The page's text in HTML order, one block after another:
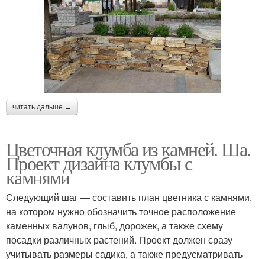
читать дальше →
Цветочная клумба из камней. Ша.
Проект дизайна клумбы с
камнями
Следующий шаг — составить план цветника с камнями,
на котором нужно обозначить точное расположение
каменных валунов, глыб, дорожек, а также схему
посадки различных растений. Проект должен сразу
учитывать размеры садика, а также предусматривать